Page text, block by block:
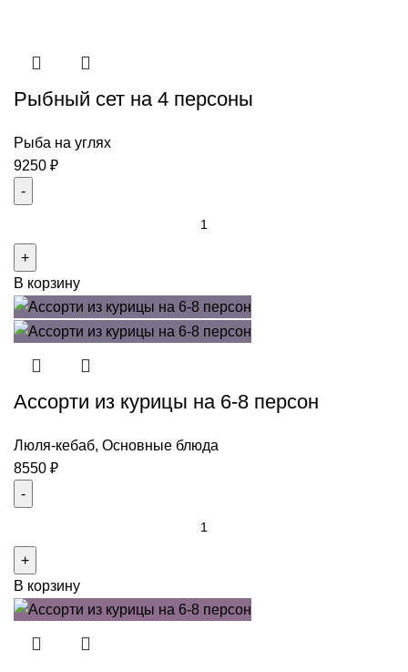
8
Рыбный сет на 4 персоны
Рыба на углях
9250 ₽
Рыбный
сет
на
4
В корзину
Ассорти из курицы на 6-8 персон
Люля-кебаб, Основные блюда
8550 ₽
Ассорти
из
курицы
В корзину